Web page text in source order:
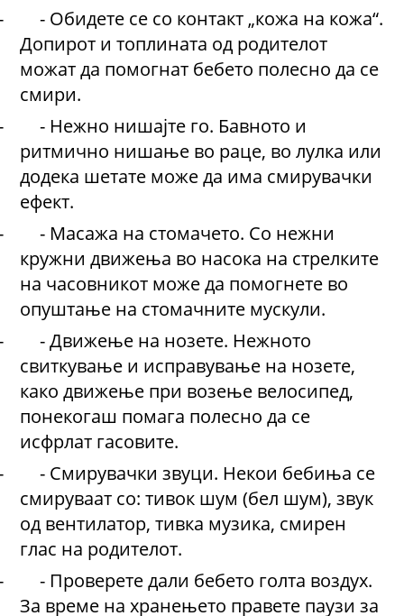
- Обидете се со контакт „кожа на кожа“.
Допирот и топлината од родителот
можат да помогнат бебето полесно да се
смири.
- Нежно нишајте го. Бавното и
ритмично нишање во раце, во лулка или
додека шетате може да има смирувачки
ефект.
- Масажа на стомачето. Со нежни
кружни движења во насока на стрелките
на часовникот може да помогнете во
опуштање на стомачните мускули.
-Движење на нозете. Нежното
свиткување и исправување на нозете,
како движење при возење велосипед,
понекогаш помага полесно да се
исфрлат гасовите.
- Смирувачки звуци. Некои бебиња се
смируваат со: тивок шум (бел шум), звук
од вентилатор,тивка музика, смирен
глас на родителот.
- Проверете дали бебето голта воздух.
За време на хранењето правете паузи за